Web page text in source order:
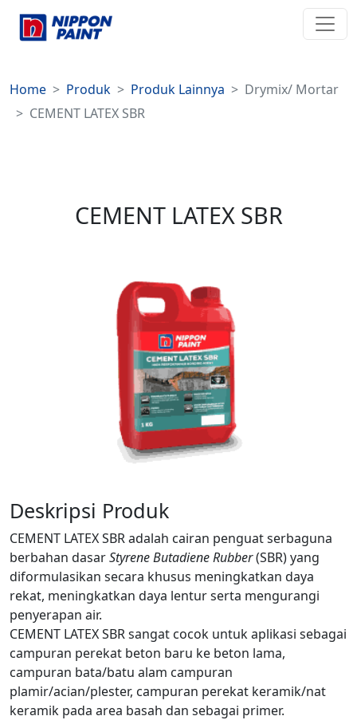
Home Produk Produk Lainnya
Drymix/ Mortar
CEMENT LATEX SBR
CEMENT LATEX SBR
Deskripsi Produk
CEMENT LATEX SBR adalah cairan penguat serbaguna
berbahan dasarStyrene Butadiene Rubber(SBR) yang
diformulasikan secara khusus meningkatkan daya
rekat, meningkatkan daya lentur serta mengurangi
penyerapan air.
CEMENT LATEX SBR sangat cocok untuk aplikasi sebagai
campuran perekat beton baru ke beton lama,
campuran bata/batu alam campuran
plamir/acian/plester, campuran perekat keramik/nat
keramik pada area basah dan sebagai primer.